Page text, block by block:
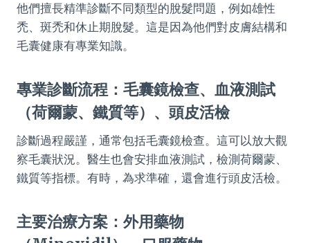
他們擅長精準診斷不同類型的脫髮問題，例如雄性
禿、斑禿和休止期脫髮。這是因為他們對皮膚結構和
毛囊健康有專業知識。
專業診斷流程：毛囊鏡檢查、血液測試
（荷爾蒙、鐵質等）、頭皮活檢
診斷過程嚴謹，通常包括毛囊鏡檢查。這可以放大觀
察毛囊狀況。醫生也會安排血液測試，檢測荷爾蒙、
鐵質等指標。有時，為求準確，還會進行頭皮活檢。
主要治療方案：外用藥物